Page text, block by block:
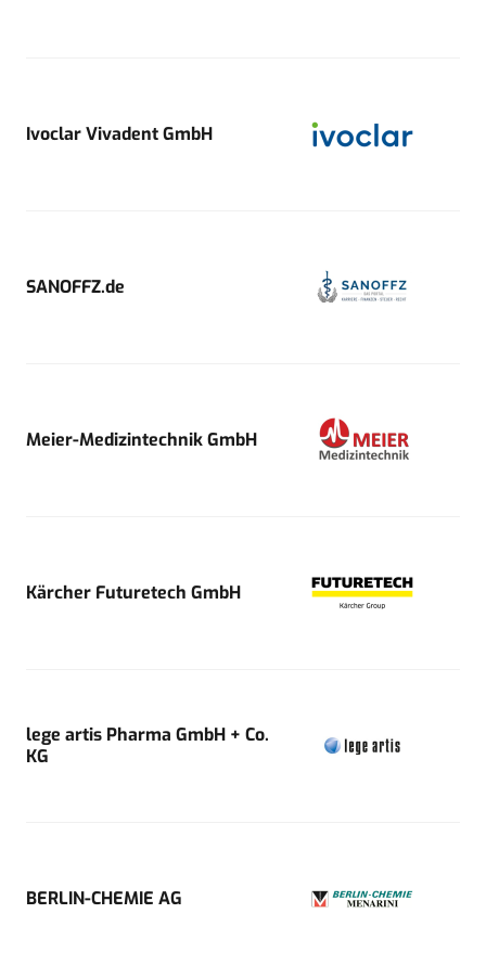
Ivoclar Vivadent GmbH
SANOFFZ.de
Meier-Medizintechnik GmbH
Kärcher Futuretech GmbH
lege artis Pharma GmbH + Co.
KG
BERLIN-CHEMIE AG